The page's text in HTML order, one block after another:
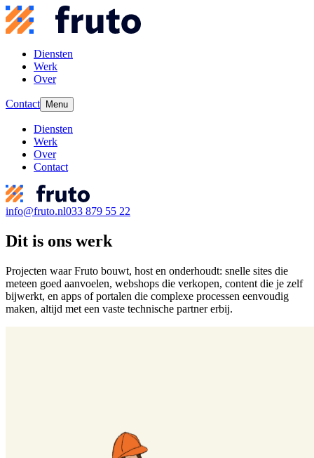
Diensten
Werk
Over
Contact Menu
Diensten
Werk
Over
Contact
info@fruto.nl033 879 55 22
Dit is ons werk
Projecten waar Fruto bouwt, host en onderhoudt: snelle sites die
meteen goed aanvoelen, webshops die verkopen, content die je zelf
bijwerkt, en apps of portalen die complexe processen eenvoudig
maken, altijd met een vaste technische partner erbij.